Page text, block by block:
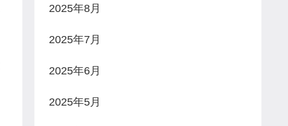
2025年8月
2025年7月
2025年6月
2025年5月